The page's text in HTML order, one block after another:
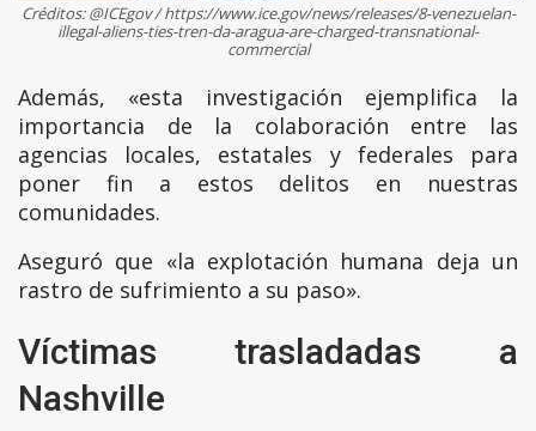
Créditos: @ICEgov / https://www.ice.gov/news/releases/8-venezuelan-
illegal-aliens-ties-tren-da-aragua-are-charged-transnational-
commercial
Además, «esta investigación ejemplifica la
importancia de la colaboración entre las
agencias locales, estatales y federales para
poner fin a estos delitos en nuestras
comunidades.
Aseguró que «la explotación humana deja un
rastro de sufrimiento a su paso».
Víctimas trasladadas a
Nashville